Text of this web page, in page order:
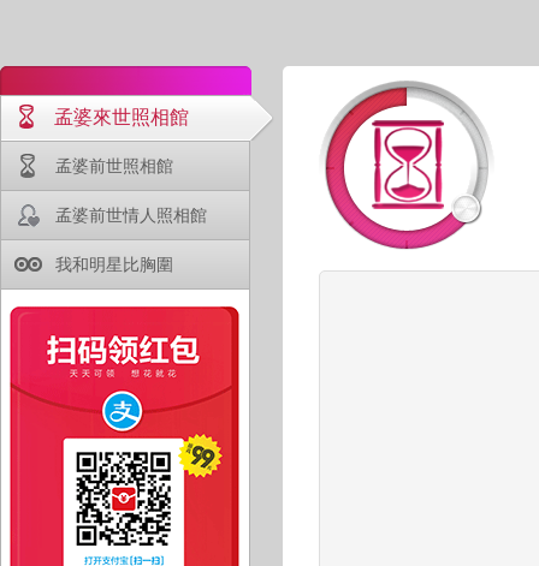
孟婆來世照相館
孟婆前世照相館
孟婆前世情人照相館
我和明星比胸圍